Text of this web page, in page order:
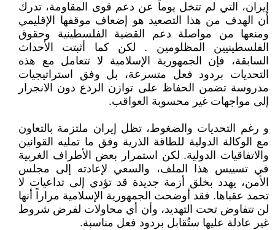
إيران، التي لم تتخل يوماً عن دعم قوى المقاومة، تدرك
أن الهدف من هذا التصعيد هو إضعاف موقفها الإقليمي
ومنعها من مواصلة دعم القضية الفلسطينية وحقوق
الفلسطينيين المظلومين . لكن كما أثبتت الأحداث
السابقة، فإن الجمهورية الإسلامية لا تتعامل مع هذه
التحديات بردود فعل متسرعة، بل وفق استراتيجيات
مدروسة تضمن الحفاظ على توازن الردع دون الانجرار
إلى مواجهات غير محسوبة العواقب.
و رغم التحديات والضغوط، تظل إيران ملتزمة بالتعاون
مع الوكالة الدولية للطاقة الذرية وفق ما تمليه القوانين
والاتفاقيات الدولية. لكن استمرار بعض الأطراف الغربية
في تسييس هذا الملف، والسعي لإعادته إلى مجلس
الأمن، يهدد بخلق أزمة جديدة قد تؤدي إلى تداعيات لا
تحمد عقباها. فقد أوضحت الجمهورية الإسلامية مراراً أنها
لن تتفاوض تحت التهديد، وأن أي محاولات لفرض شروط
غير عادلة عليها ستُقابل بردود فعل مناسبة.